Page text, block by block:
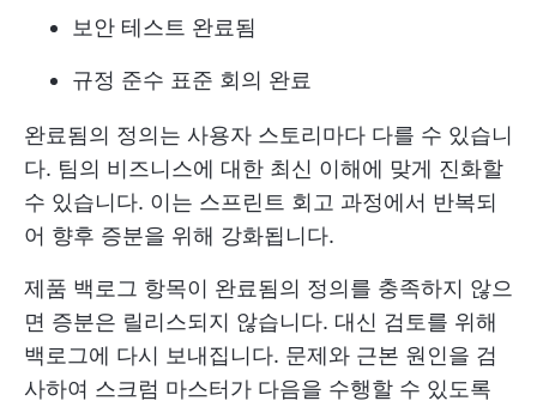
보안 테스트 완료됨
규정 준수 표준 회의 완료
완료됨의 정의는 사용자 스토리마다 다를 수 있습니
다. 팀의 비즈니스에 대한 최신 이해에 맞게 진화할
수 있습니다. 이는 스프린트 회고 과정에서 반복되
어 향후 증분을 위해 강화됩니다.
제품 백로그 항목이 완료됨의 정의를 충족하지 않으
면 증분은 릴리스되지 않습니다. 대신 검토를 위해
백로그에 다시 보내집니다. 문제와 근본 원인을 검
사하여 스크럼 마스터가 다음을 수행할 수 있도록